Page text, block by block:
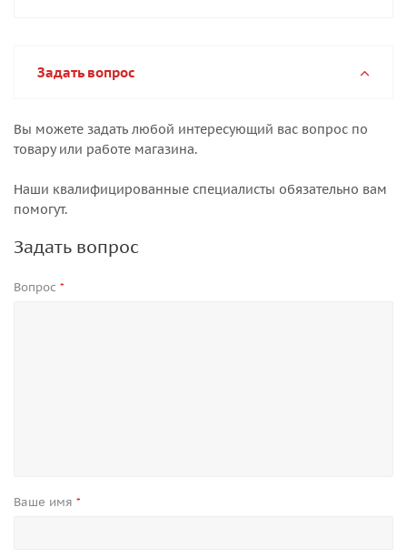
Задать вопрос
Вы можете задать любой интересующий вас вопрос по
товару или работе магазина.
Наши квалифицированные специалисты обязательно вам
помогут.
Задать вопрос
Вопрос *
Ваше имя *